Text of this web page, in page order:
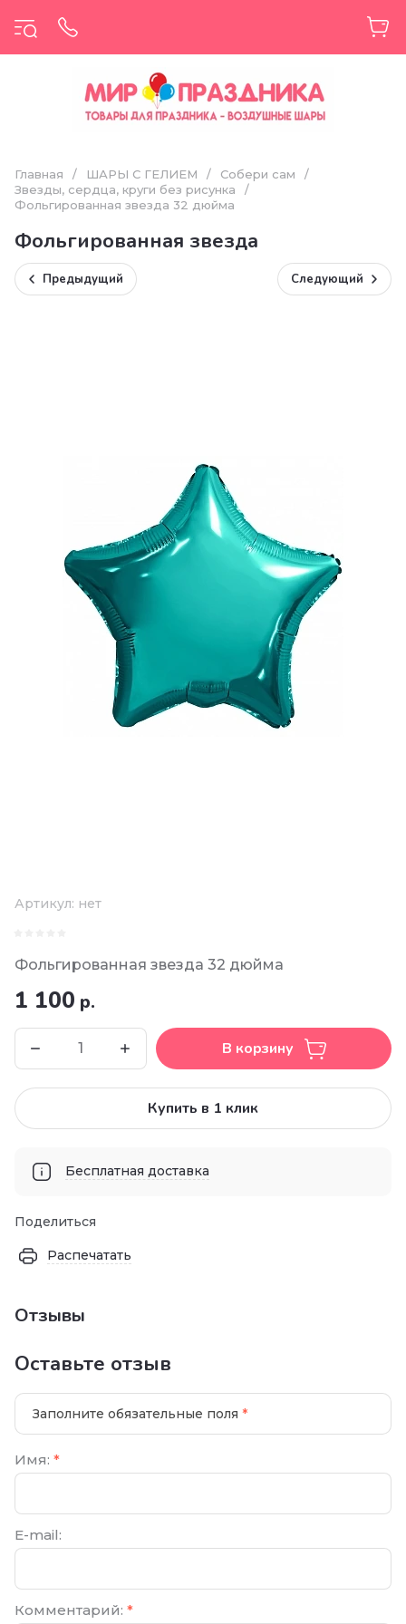
Главная / ШАРЫ С ГЕЛИЕМ / Собери сам
/
Звезды, сердца, круги без рисунка
/
Фольгированная звезда 32 дюйма
Фольгированная звезда
Предыдущий Следующий
Артикул: нет
Фольгированная звезда 32 дюйма
1 100 р.
В корзину
Купить в 1 клик
Бесплатная доставка
Поделиться
Распечатать
Отзывы
Оставьте отзыв
Заполните обязательные поля *
Имя: *
E-mail:
Комментарий: *